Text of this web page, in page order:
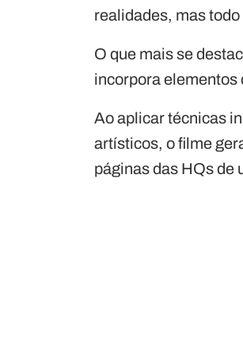
realidades, mas
O que mais se
incorpora elementos
Ao aplicar técnicas
artísticos, o filme
páginas das HQs de